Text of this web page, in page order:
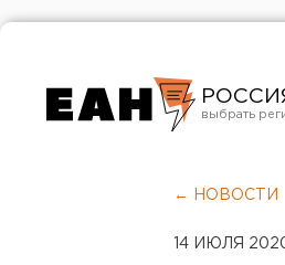
← НОВОСТИ
14 ИЮЛЯ